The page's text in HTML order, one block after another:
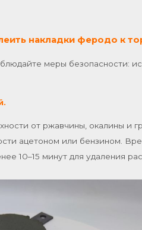
накладки феродо к
меры безопасности:
от ржавчины, окалины и
ацетоном или бензином.
10–15 минут для удаления